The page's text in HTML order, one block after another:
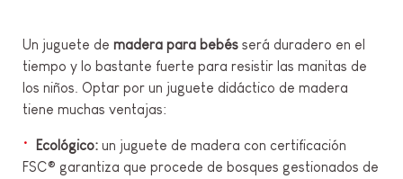
Un juguete de madera para bebés será duradero en el
tiempo y lo bastante fuerte para resistir las manitas de
los niños. Optar por un juguete didáctico de madera
tiene muchas ventajas:
Ecológico: un juguete de madera con certificación
FSC® garantiza que procede de bosques gestionados de